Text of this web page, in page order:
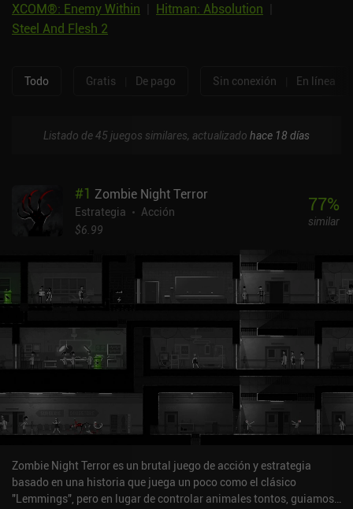
XCOM®: Enemy Within
Hitman: Absolution
Steel And Flesh 2
Todo Gratis De pago Sin conexión En línea
Listado de 45 juegos similares, actualizado hace 18 días
#1 Zombie Night Terror
Estrategia
Acción
$6.99
77%
similar
Zombie Night Terror es un brutal juego de acción y estrategia
basado en una historia que juega un poco como el clásico
"Lemmings", pero en lugar de controlar animales tontos, guiamos